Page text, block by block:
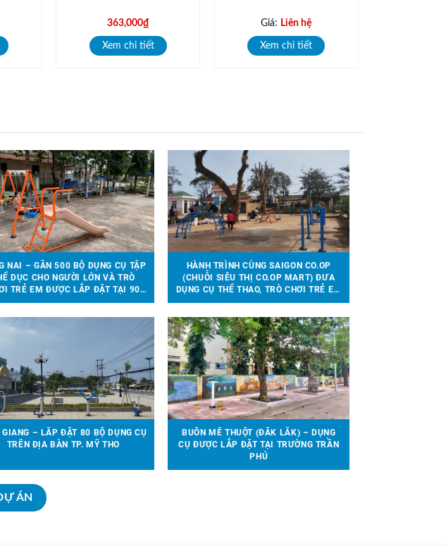
363,000₫
Xem chi tiết
Giá: Liên hệ
Xem chi tiết
NAI – GẦN 500 BỘ DỤNG CỤ TẬP
DỤC CHO NGƯỜI LỚN VÀ TRÒ
TRẺ EM ĐƯỢC LẮP ĐẶT TẠI 90
TRÊN ĐỊA BÀN HUYỆN VĨNH
HÀNH TRÌNH CÙNG SAIGON CO.OP
(CHUỖI SIÊU THỊ CO.OP MART) ĐƯA
DỤNG CỤ THỂ THAO, TRÒ CHƠI TRẺ EM
ĐẾN VỚI 13 TRƯỜNG HỌC TẠI 6 TỈNH
GIANG – LẮP ĐẶT 80 BỘ DỤNG CỤ
TRÊN ĐỊA BÀN TP. MỸ THO
BUÔN MÊ THUỘT (ĐẮK LẮK) – DỤNG
CỤ ĐƯỢC LẮP ĐẶT TẠI TRƯỜNG TRẦN
PHÚ
ÁN